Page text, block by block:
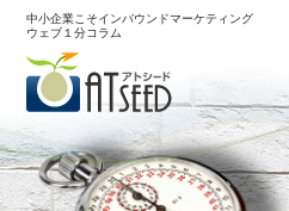
中小企業こそインバウンドマーケティング
ウェブ１分コラム